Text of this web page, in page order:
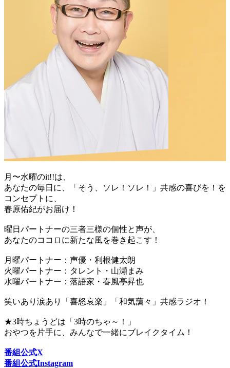
月〜水曜のit!!は、
あなたの毎日に、「そう、ソレ！ソレ！」共感の喜びを！を
コンセプトに、
春原佑紀がお届け！
曜日パートナーの三者三様の個性と声が、
あなたのココロに新たな風を巻き起こす！
月曜パートナー：声優・利根健太朗
火曜パートナー：タレント・山瀬まみ
水曜パートナー：落語家・春風亭昇也
笑いあり涙あり「喜怒哀楽」「和気藹々」共感ラジオ！
★3時ちょうどは「3時のちゃ～！」
おやつを片手に、みんなで一緒にブレイクタイム！
番組公式X
番組公式Instagram